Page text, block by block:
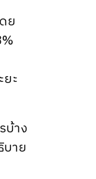
ย
ะ
บ้าง
บาย